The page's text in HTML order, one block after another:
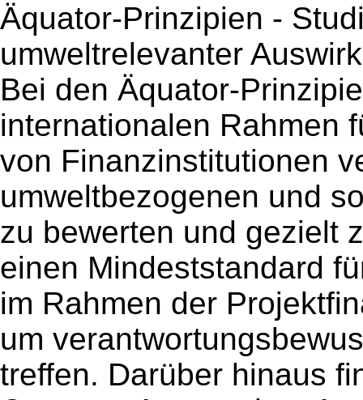
Äquator-Prinzipien -
umweltrelevanter
Bei den Äquator-
internationalen Rahmen
von Finanzinstitutionen
umweltbezogenen und
zu bewerten und gezielt
einen Mindeststandard
im Rahmen der
um
treffen. Darüber hinaus